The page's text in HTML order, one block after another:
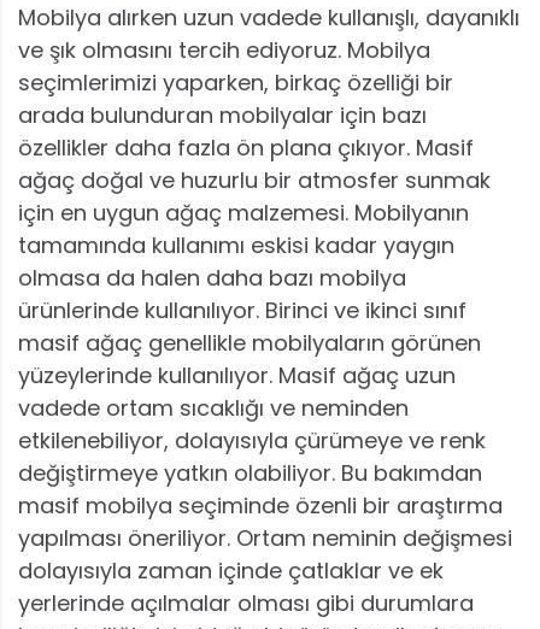
Mobilya alırken uzun vadede kullanışlı, dayanıklı
ve şık olmasını tercih ediyoruz. Mobilya
seçimlerimizi yaparken, birkaç özelliği bir
arada bulunduran mobilyalar için bazı
özellikler daha fazla ön plana çıkıyor. Masif
ağaç doğal ve huzurlu bir atmosfer sunmak
için en uygun ağaç malzemesi. Mobilyanın
tamamında kullanımı eskisi kadar yaygın
olmasa da halen daha bazı mobilya
ürünlerinde kullanılıyor. Birinci ve ikinci sınıf
masif ağaç genellikle mobilyaların görünen
yüzeylerinde kullanılıyor. Masif ağaç uzun
vadede ortam sıcaklığı ve neminden
etkilenebiliyor, dolayısıyla çürümeye ve renk
değiştirmeye yatkın olabiliyor. Bu bakımdan
masif mobilya seçiminde özenli bir araştırma
yapılması öneriliyor. Ortam neminin değişmesi
dolayısıyla zaman içinde çatlaklar ve ek
yerlerinde açılmalar olması gibi durumlara